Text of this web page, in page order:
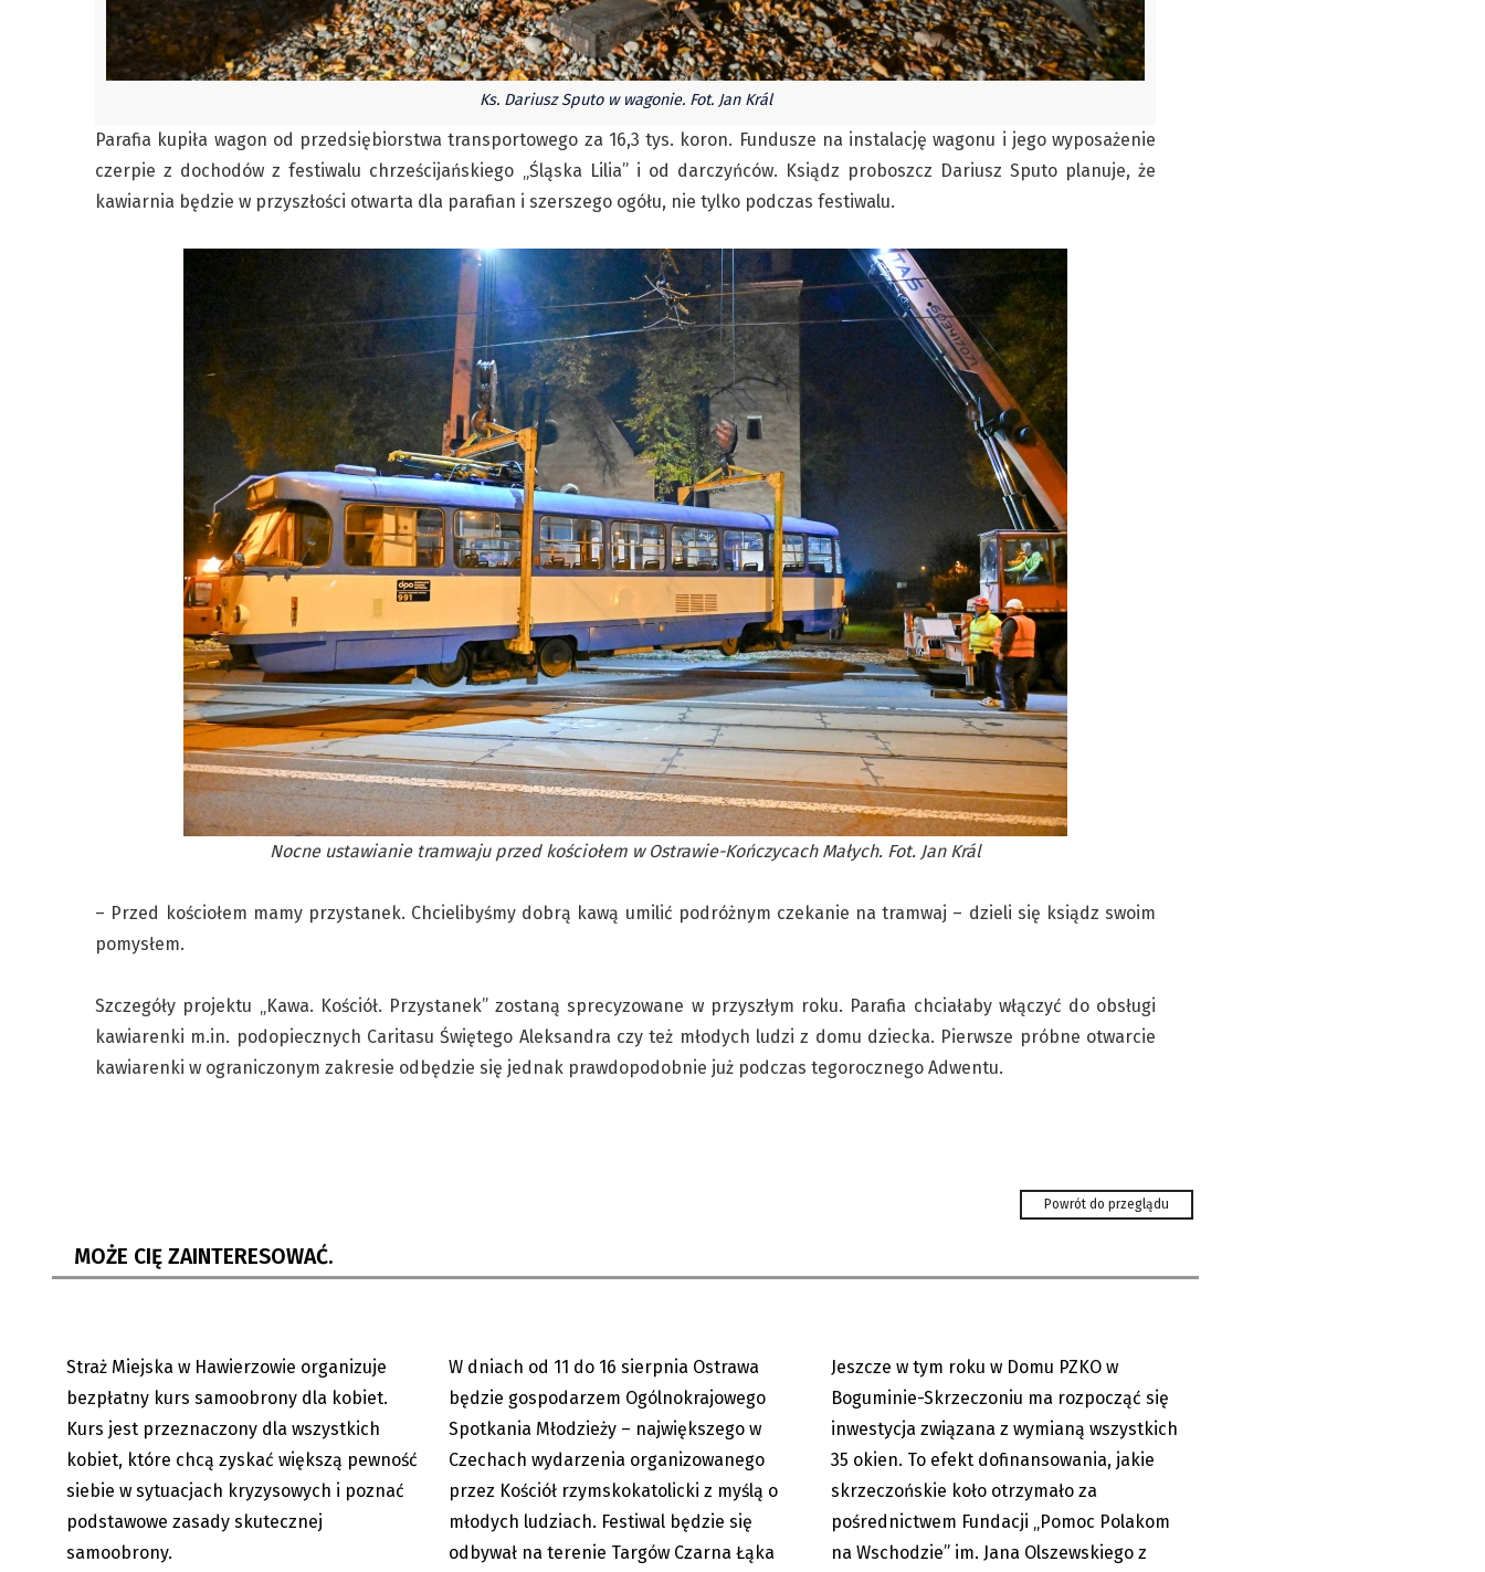
Ks. Dariusz Sputo w wagonie. Fot. Jan Král
Parafia kupiła wagon od przedsiębiorstwa transportowego za 16,3 tys. koron. Fundusze na instalację wagonu i jego wyposażenie
czerpie z dochodów z festiwalu chrześcijańskiego „Śląska Lilia” i od darczyńców. Ksiądz proboszcz Dariusz Sputo planuje, że
kawiarnia będzie w przyszłości otwarta dla parafian i szerszego ogółu, nie tylko podczas festiwalu.
Nocne ustawianie tramwaju przed kościołem w Ostrawie-Kończycach Małych. Fot. Jan Král
– Przed kościołem mamy przystanek. Chcielibyśmy dobrą kawą umilić podróżnym czekanie na tramwaj – dzieli się ksiądz swoim
pomysłem.
Szczegóły projektu „Kawa. Kościół. Przystanek” zostaną sprecyzowane w przyszłym roku. Parafia chciałaby włączyć do obsługi
kawiarenki m.in. podopiecznych Caritasu Świętego Aleksandra czy też młodych ludzi z domu dziecka. Pierwsze próbne otwarcie
kawiarenki w ograniczonym zakresie odbędzie się jednak prawdopodobnie już podczas tegorocznego Adwentu.
Powrót do przeglądu
MOŻE CIĘ ZAINTERESOWAĆ.
07.08.2026
Straż Miejska w Hawierzowie organizuje
bezpłatny kurs samoobrony dla kobiet.
Kurs jest przeznaczony dla wszystkich
kobiet, które chcą zyskać większą pewność
siebie w sytuacjach kryzysowych i poznać
podstawowe zasady skutecznej
samoobrony.
07.08.2026
W dniach od 11 do 16 sierpnia Ostrawa
będzie gospodarzem Ogólnokrajowego
Spotkania Młodzieży – największego w
Czechach wydarzenia organizowanego
przez Kościół rzymskokatolicki z myślą o
młodych ludziach. Festiwal będzie się
odbywał na terenie Targów Czarna Łąka
07.08.2026
Jeszcze w tym roku w Domu PZKO w
Boguminie-Skrzeczoniu ma rozpocząć się
inwestycja związana z wymianą wszystkich
35 okien. To efekt dofinansowania, jakie
skrzeczońskie koło otrzymało za
pośrednictwem Fundacji „Pomoc Polakom
na Wschodzie” im. Jana Olszewskiego z